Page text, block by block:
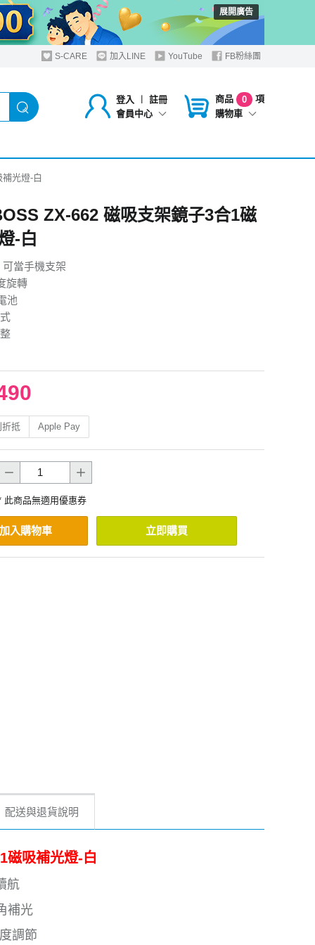
展開廣告
S-CARE 加入LINE YouTube FB粉絲團
登入 ︱
註冊
會員中心
商品 0
項
購物車
光燈-白
ZX-662 磁吸支架鏡子3合1磁
-白
當手機支架
旋轉
池
抵 Apple Pay
此商品無適用優惠券
加入購物車 立即購買
配送與退貨說明
磁吸補光燈-白
航
補光
調節